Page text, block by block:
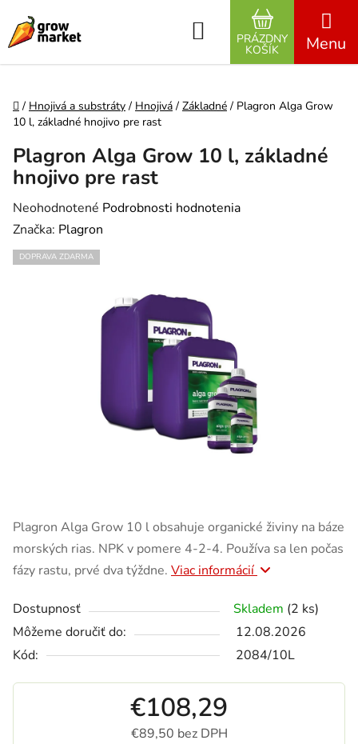
Hľadať
NÁKUPNÝ
PRÁZDNY
KOŠÍK
Domov
/ Hnojivá a substráty / Hnojivá / Základné / Plagron Alga Grow
10 l, základné hnojivo pre rast
Plagron Alga Grow 10 l obsahuje organické živiny na báze
morských rias. NPK v pomere 4-2-4. Používa sa len počas
fázy rastu, prvé dva týždne. Viac informácií
Dostupnosť Skladem (2 ks)
Môžeme doručiť do:
12.08.2026
Kód:
2084/10L
€108,29
€89,50 bez DPH
Plagron Alga Grow 10 l, základné
hnojivo pre rast
Priemerné hodnotenie produktu je 0,0 z 5 hviezdičiek.
Neohodnotené Podrobnosti hodnotenia
Značka: Plagron
DOPRAVA ZDARMA